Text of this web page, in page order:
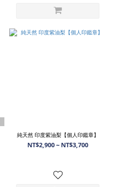
純天然 印度紫油梨【個人印鑑章】
NT$2,900 ~ NT$3,700